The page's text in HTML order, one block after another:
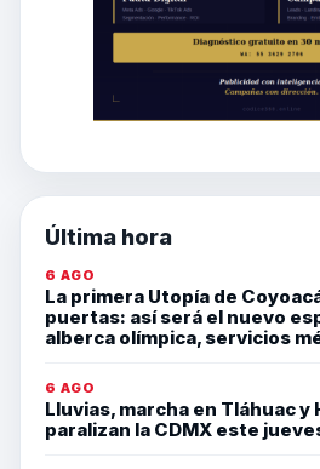
Última hora
6 AGO
La primera Utopía de
puertas: así será el nuevo
alberca olímpica, servicios
6 AGO
Lluvias, marcha en Tláhuac y
paralizan la CDMX este